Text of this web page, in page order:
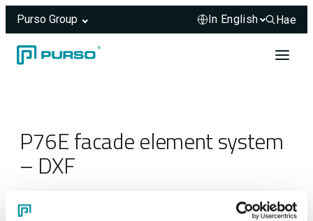
Purso Group
Hae
Hae
P76E facade element system
– DXF